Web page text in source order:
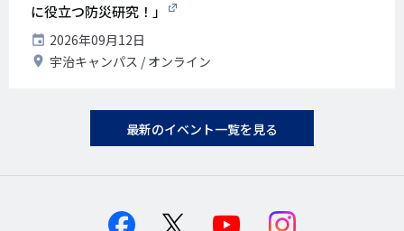
に役立つ防災研究！」
開
催
日
2026年09月12日
開 宇治キャンパス オンライン
最新のイベント一覧を見る